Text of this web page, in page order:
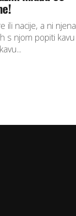
ili nacije, a ni njena
s njom popiti kavu